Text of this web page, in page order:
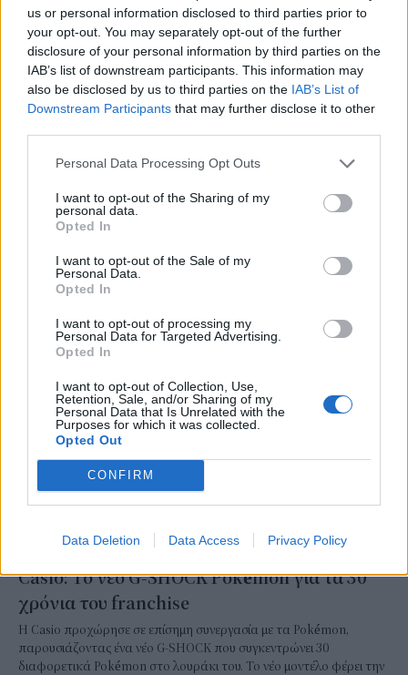
us or personal information disclosed to third parties prior to
your opt-out. You may separately opt-out of the further
disclosure of your personal information by third parties on the
IAB’s list of downstream participants. This information may
also be disclosed by us to third parties on the IAB’s List of
Downstream Participants that may further disclose it to other
Personal Data Processing Opt Outs
I want to opt-out of the Sharing of my
personal data.
Opted In
I want to opt-out of the Sale of my
Personal Data.
Opted In
I want to opt-out of processing my
Personal Data for Targeted Advertising.
Opted In
I want to opt-out of Collection, Use,
Retention, Sale, and/or Sharing of my
Personal Data that Is Unrelated with the
Purposes for which it was collected.
Opted Out
CONFIRM
Data Deletion Data Access Privacy Policy
Ακολουθήστε το στοGoogle Newsκαι
μάθετε πρώτοι όλες τις ειδήσεις
Δείτε όλες τις τελευταίεςΕιδήσεις από την Ελλάδα και
τον Κόσμο, στο
TAGS
United
Eurobank Εθνική Τράπεζα
Ανάκαμψης
ΣΧΕΤΙΚΑ
Casio: Το νέο G-SHOCK Pokémon για τα 30
χρόνια του franchise
Η Casio προχώρησε σε επίσημη συνεργασία με τα Pokémon,
παρουσιάζοντας ένα νέο G-SHOCK που συγκεντρώνει 30
διαφορετικά Pokémon στο λουράκι του. Το νέο μοντέλο φέρει την